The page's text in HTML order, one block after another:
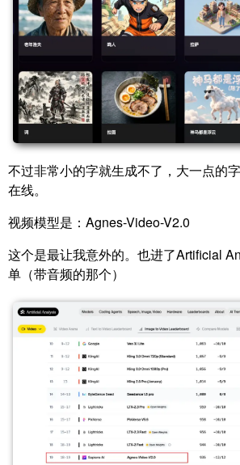
不过非常小的字就生成不了，大一点的
在线。
视频模型是：Agnes-Video-V2.0
这个是最让我意外的。也进了Artificial
单（带音频的那个）